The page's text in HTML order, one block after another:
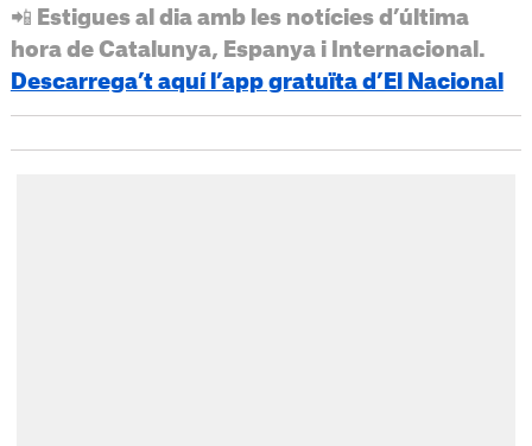
📲 Estigues al dia amb les notícies d’última
hora de Catalunya, Espanya i Internacional.
Descarrega’t aquí l’app gratuïta d’El Nacional